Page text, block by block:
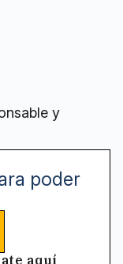
y
poder
aquí